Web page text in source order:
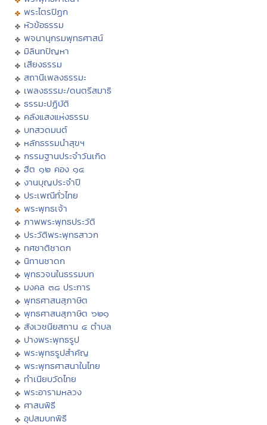
พระไตรปิฏก
หัวข้อธรรม
พจนานุกรมพุทธศาสน์
มิลินทปัญหา
เสียงธรรม
สถานีเพลงธรรมะ
เพลงธรรมะ/ดนตรีสมาธิ
ธรรมะปฏิบัติ
คลังแสงแห่งธรรม
บทสวดมนต์
หลักธรรมนำสุขฯ
กรรมฐานประจำวันเกิด
ฮีต ๑๒ คอง ๑๔
งานบุญประจำปี
ประเพณีทั่วไทย
พระพุทธเจ้า
ภาพพระพุทธประวัติ
ประวัติพระพุทธสาวก
ทศชาติชาดก
นิทานชาดก
พุทธวจนในธรรมบท
มงคล ๓๘ ประการ
พุทธศาสนสุภาษิต
พุทธศาสนสุภาษิต ๖๒๑
สังเวชนียสถาน ๔ ตำบล
ปางพระพุทธรูป
พระพุทธรูปสำคัญ
พระพุทธศาสนาในไทย
ทำเนียบวัดไทย
พระอารามหลวง
ศาสนพิธี
อุปสมบทพิธี